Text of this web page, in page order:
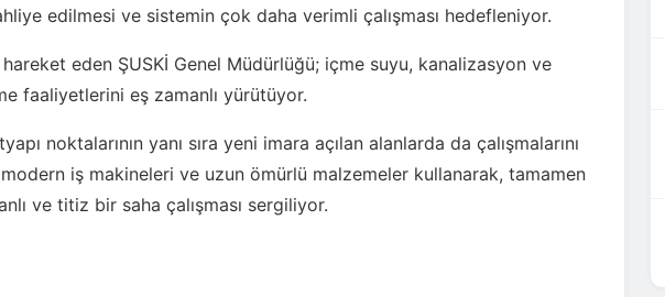
edilmesi ve sistemin çok daha verimli çalışması hedefleniyor.
eden ŞUSKİ Genel Müdürlüğü; içme suyu, kanalizasyon ve
faaliyetlerini eş zamanlı yürütüyor.
noktalarının yanı sıra yeni imara açılan alanlarda da çalışmalarını
iş makineleri ve uzun ömürlü malzemeler kullanarak, tamamen
ve titiz bir saha çalışması sergiliyor.